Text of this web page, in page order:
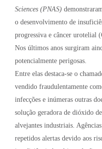
Sciences (PNAS)
o desenvolvimento de
progressiva e câncer urotelial
Nos últimos anos surgiram
potencialmente perigosas.
Entre elas destaca-se o
vendido fraudulentamente
infecções e inúmeras outras
solução geradora de dióxido
alvejantes industriais.
repetidos alertas devido aos